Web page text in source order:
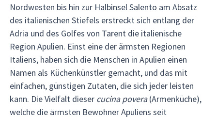
Nordwesten bis hin zur Halbinsel Salento am Absatz
des italienischen Stiefels erstreckt sich entlang der
Adria und des Golfes von Tarent die italienische
Region Apulien. Einst eine der ärmsten Regionen
Italiens, haben sich die Menschen in Apulien einen
Namen als Küchenkünstler gemacht, und das mit
einfachen, günstigen Zutaten, die sich jeder leisten
kann. Die Vielfalt dieser cucina povera(Armenküche),
welche die ärmsten Bewohner Apuliens seit